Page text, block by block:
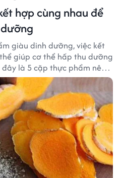
hợp cùng nhau để
giàu dinh dưỡng, việc kết
giúp cơ thể hấp thu dưỡng
là 5 cặp thực phẩm nên
trị dinh dưỡng.